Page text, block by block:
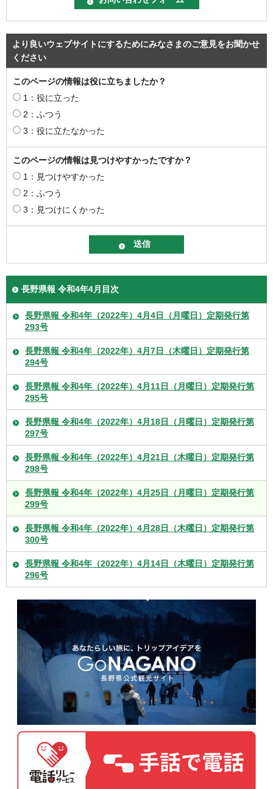
より良いウェブサイトにするためにみなさまのご意見をお聞かせ
ください
このページの情報は役に立ちましたか？
1：役に立った
2：ふつう
3：役に立たなかった
このページの情報は見つけやすかったですか？
1：見つけやすかった
2：ふつう
3：見つけにくかった
長野県報 令和4年4月目次
長野県報 令和4年（2022年）4月4日（月曜日）定期発行第
293号
長野県報 令和4年（2022年）4月7日（木曜日）定期発行第
294号
長野県報 令和4年（2022年）4月11日（月曜日）定期発行第
295号
長野県報 令和4年（2022年）4月18日（月曜日）定期発行第
297号
長野県報 令和4年（2022年）4月21日（木曜日）定期発行第
298号
長野県報 令和4年（2022年）4月25日（月曜日）定期発行第
299号
長野県報 令和4年（2022年）4月28日（木曜日）定期発行第
300号
長野県報 令和4年（2022年）4月14日（木曜日）定期発行第
296号